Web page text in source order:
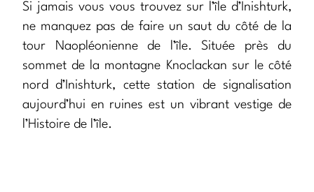
Si jamais vous vous trouvez sur l’île d’Inishturk,
ne manquez pas de faire un saut du côté de la
tour Naopléonienne de l’île. Située près du
sommet de la montagne Knoclackan sur le côté
nord d’Inishturk, cette station de signalisation
aujourd’hui en ruines est un vibrant vestige de
l’Histoire de l’île.